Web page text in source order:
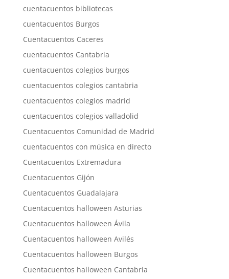
cuentacuentos bibliotecas
cuentacuentos Burgos
Cuentacuentos Caceres
cuentacuentos Cantabria
cuentacuentos colegios burgos
cuentacuentos colegios cantabria
cuentacuentos colegios madrid
cuentacuentos colegios valladolid
Cuentacuentos Comunidad de Madrid
cuentacuentos con música en directo
Cuentacuentos Extremadura
Cuentacuentos Gijón
Cuentacuentos Guadalajara
Cuentacuentos halloween Asturias
Cuentacuentos halloween Ávila
Cuentacuentos halloween Avilés
Cuentacuentos halloween Burgos
Cuentacuentos halloween Cantabria